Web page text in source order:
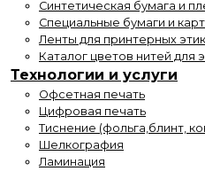
Синтетическая бумага и
Специальные бумаги и
Ленты для принтерных
Каталог цветов нитей для
Технологии и услуги
Офсетная печать
Цифровая печать
Тиснение (фольга,блинт,
Шелкография
Ламинация